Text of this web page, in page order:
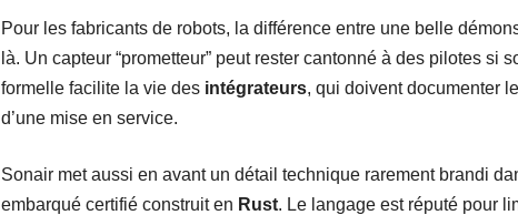
Pour les fabricants de robots, la différence entre une belle
là. Un capteur “prometteur” peut rester cantonné à des pilotes si
formelle facilite la vie des intégrateurs, qui doivent documenter
d’une mise en service.
Sonair met aussi en avant un détail technique rarement brandi
embarqué certifié construit en Rust. Le langage est réputé pour